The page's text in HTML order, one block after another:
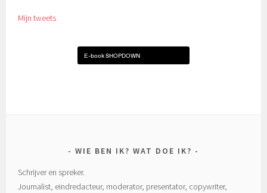
Mijn tweets
E-book SHOPDOWN
WIE BEN IK? WAT DOE IK?
Schrijver en spreker.
Journalist, eindredacteur, moderator, presentator, copywriter,